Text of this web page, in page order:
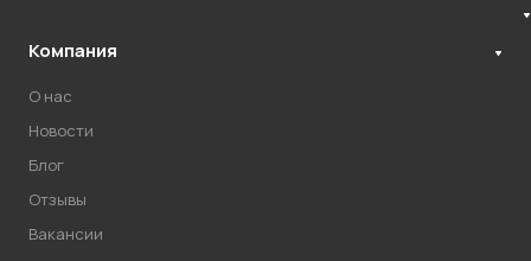
Компания
О нас
Новости
Блог
Отзывы
Вакансии